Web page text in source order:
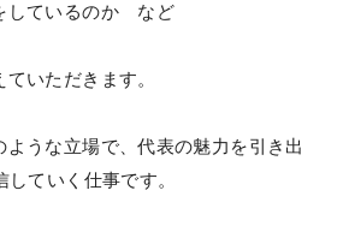
しているのか など
いただきます。
うな立場で、代表の魅力を引き出
ていく仕事です。